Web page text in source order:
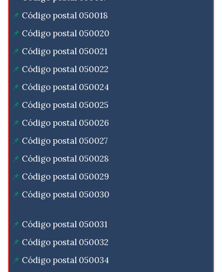
Código postal 050018
Código postal 050020
Código postal 050021
Código postal 050022
Código postal 050024
Código postal 050025
Código postal 050026
Código postal 050027
Código postal 050028
Código postal 050029
Código postal 050030
Código postal 050031
Código postal 050032
Código postal 050034